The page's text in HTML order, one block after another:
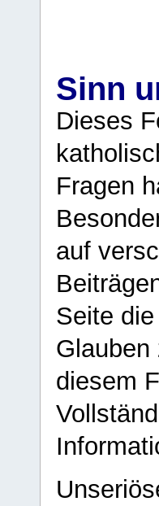
Sinn
Dieses
Fragen
auf
Seite
Glauben
diesem